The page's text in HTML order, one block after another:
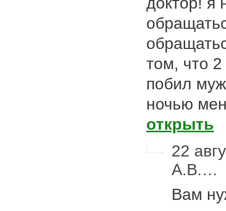
том, что
побил
ночью
открыть
22
А.В.…
Вам